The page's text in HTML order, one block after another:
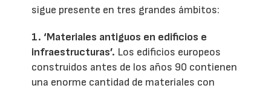
sigue presente en tres grandes ámbitos:
1. ‘Materiales antiguos en edificios e
infraestructuras’. Los edificios europeos
construidos antes de los años 90 contienen
una enorme cantidad de materiales con